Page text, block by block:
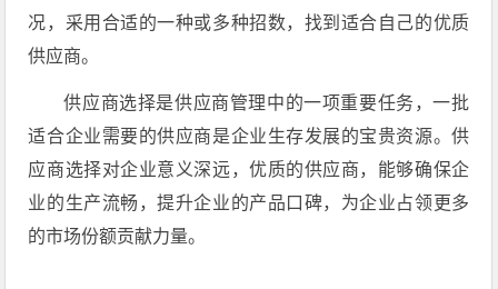
况，采用合适的一种或多种招数，找到适合自己的优质
供应商。
供应商选择是供应商管理中的一项重要任务，一批
适合企业需要的供应商是企业生存发展的宝贵资源。供
应商选择对企业意义深远，优质的供应商，能够确保企
业的生产流畅，提升企业的产品口碑，为企业占领更多
的市场份额贡献力量。